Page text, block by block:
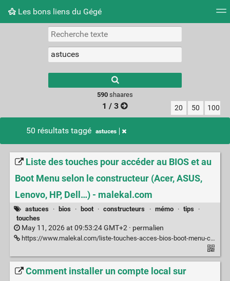
Les bons liens du Gégé
Nuage de tags Quotidien
results.
590shaares
1 / 3 20 50 100
50 résultats taggé astuces
Liste des touches pour accéder au BIOS et au
Boot Menu selon le constructeur (Acer, ASUS,
Lenovo, HP, Dell…) - malekal.com
astuces · bios · boot · constructeurs · mémo · tips
·
touches
May 11, 2026 at 09:53:24 GMT+2 · permalien
https://www.malekal.com/liste-touches-acces-bios-boot-menu-constructeur/
Comment installer un compte local sur